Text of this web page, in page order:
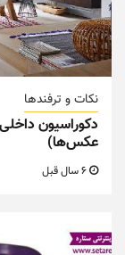
نکات و ترفندها
دکوراسیون
عکس‌ها)